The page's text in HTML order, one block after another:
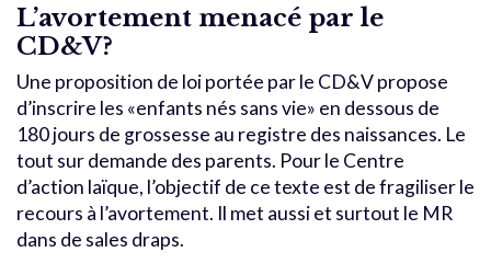
L’avortement menacé par le
CD&V?
Une proposition de loi portée par le CD&V propose
d’inscrire les «enfants nés sans vie» en dessous de
180 jours de grossesse au registre des naissances. Le
tout sur demande des parents. Pour le Centre
d’action laïque, l’objectif de ce texte est de fragiliser le
recours à l’avortement. Il met aussi et surtout le MR
dans de sales draps.